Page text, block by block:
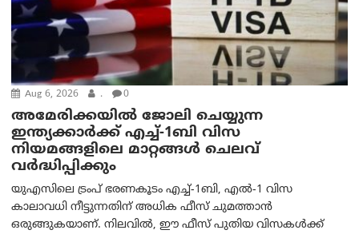
Aug 6, 2026 . 0
അമേരിക്കയില്‍ ജോലി ചെയ്യുന്ന
ഇന്ത്യക്കാർക്ക് എച്ച്-1ബി വിസ
നിയമങ്ങളിലെ മാറ്റങ്ങൾ ചെലവ്
വർദ്ധിപ്പിക്കും
യുഎസിലെ ട്രംപ് ഭരണകൂടം എച്ച്-1ബി, എൽ-1 വിസ
കാലാവധി നീട്ടുന്നതിന് അധിക ഫീസ് ചുമത്താൻ
ഒരുങ്ങുകയാണ്. നിലവിൽ, ഈ ഫീസ് പുതിയ വിസകൾക്ക്